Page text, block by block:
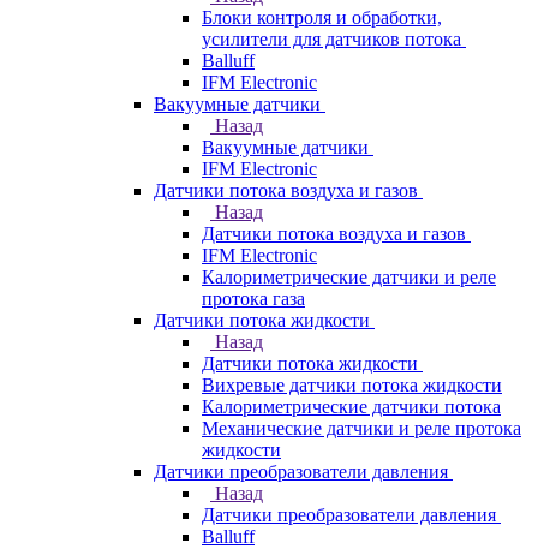
Блоки контроля и обработки,
усилители для датчиков потока
Balluff
IFM Electronic
Вакуумные датчики
Назад
Вакуумные датчики
IFM Electronic
Датчики потока воздуха и газов
Назад
Датчики потока воздуха и газов
IFM Electronic
Калориметрические датчики и реле
протока газа
Датчики потока жидкости
Назад
Датчики потока жидкости
Вихревые датчики потока жидкости
Калориметрические датчики потока
Механические датчики и реле протока
жидкости
Датчики преобразователи давления
Назад
Датчики преобразователи давления
Balluff